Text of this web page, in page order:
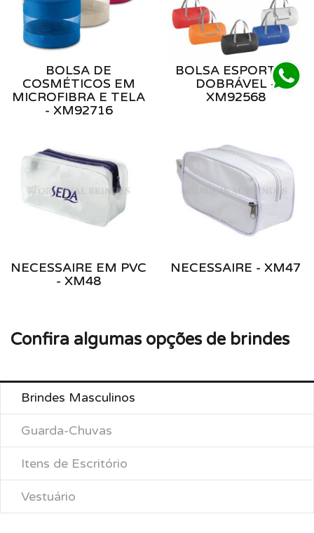
BOLSA DE
COSMÉTICOS EM
MICROFIBRA E TELA
- XM92716
BOLSA ESPORTIVA
DOBRÁVEL -
XM92568
NECESSAIRE EM PVC
- XM48
NECESSAIRE - XM47
Confira algumas opções de brindes
Brindes Masculinos
Guarda-Chuvas
Itens de Escritório
Vestuário